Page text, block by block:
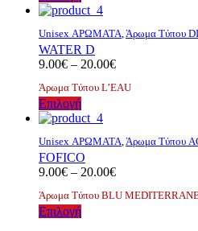
μπορούν
να
επιλεγούν
στη
σελίδα
προϊόντος
το
έχει
πολλαπλές
παραλλαγές.
Οι
επιλογές
μπορούν
να
επιλεγούν
στη
σελίδα
προϊόντος
Unisex ΑΡΩΜΑΤΑ,Άρωμα Τύπου
WATER D
9.00€ – 20.00€Price
9.00€
Άρωμα Τύπου L’EAU
ΕπιλογήΑυτό
το
έχει
πολλαπλές
παραλλαγές.
Οι
επιλογές
μπορούν
Unisex ΑΡΩΜΑΤΑ,Άρωμα Τύπου
FOFICO
9.00€ – 20.00€Price
9.00€
Άρωμα Τύπου BLU
ΕπιλογήΑυτό